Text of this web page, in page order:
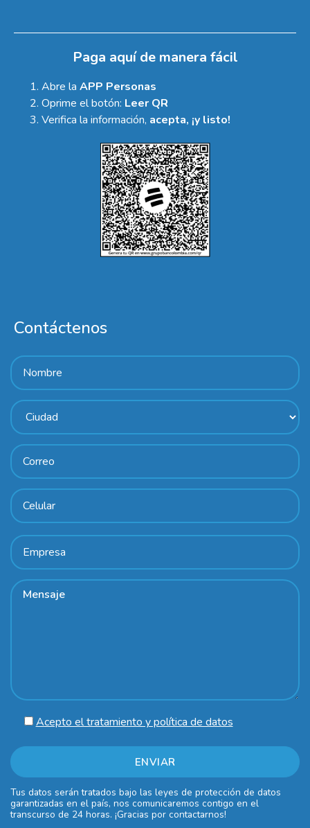
Paga aquí de manera fácil
Abre la APP Personas
Oprime el botón: Leer QR
Verifica la información, acepta, ¡y listo!
Contáctenos
Acepto el tratamiento y política de datos
Tus datos serán tratados bajo las leyes de protección de datos
garantizadas en el país, nos comunicaremos contigo en el
transcurso de 24 horas. ¡Gracias por contactarnos!